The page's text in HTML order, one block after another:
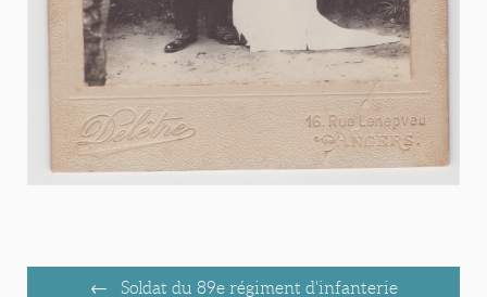
Soldat du 89e régiment d'infanterie